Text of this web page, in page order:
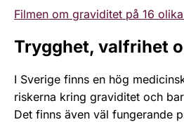
Filmen om graviditet på 16
Trygghet, valfrihet
I Sverige finns en hög
riskerna kring graviditet och
Det finns även väl fungerande